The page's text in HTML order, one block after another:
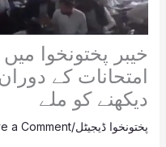
خیبر پختونخوا
امتحانات کے
دیکھنے کو ملے
پختونخوا ڈیجیٹل/
a Comment